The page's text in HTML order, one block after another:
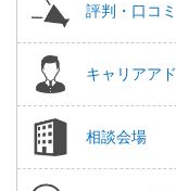
評判・口コミ
キャリアア
相談会場